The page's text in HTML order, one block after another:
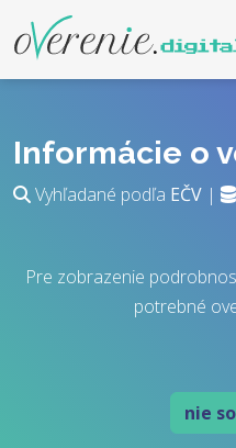
Informácie o
Vyhľadané podľa EČV |
Pre zobrazenie
potrebné
nie